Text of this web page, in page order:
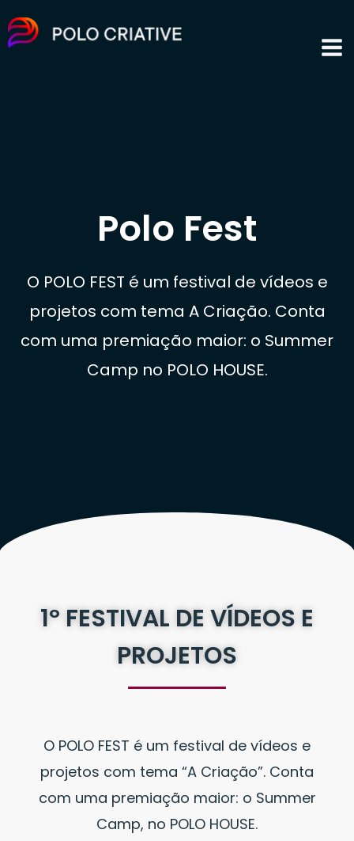
Polo Fest
O POLO FEST é um festival de vídeos e
projetos com tema A Criação. Conta
com uma premiação maior: o Summer
Camp no POLO HOUSE.
1º FESTIVAL DE VÍDEOS E
PROJETOS
O POLO FEST é um festival de vídeos e
projetos com tema “A Criação”. Conta
com uma premiação maior: o Summer
Camp, no POLO HOUSE.